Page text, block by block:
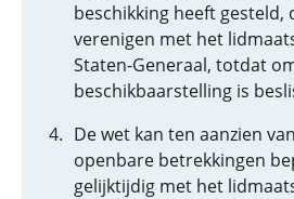
beschikking heeft gesteld,
verenigen met het
Staten-Generaal, totdat
beschikbaarstelling is
De wet kan ten aanzien
openbare betrekkingen
gelijktijdig met het